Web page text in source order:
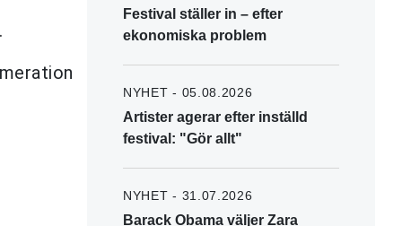
Festival ställer in – efter
ekonomiska problem
NYHET - 05.08.2026
Artister agerar efter inställd
festival: "Gör allt"
NYHET - 31.07.2026
Barack Obama väljer Zara